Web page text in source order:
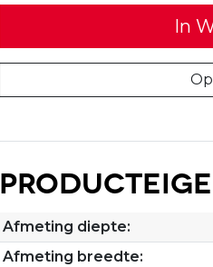
In
Afmeting diepte:
Afmeting breedte: